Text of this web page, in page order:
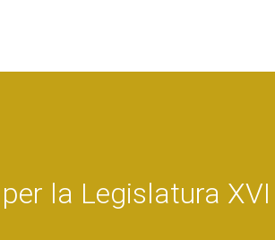
la Legislatura